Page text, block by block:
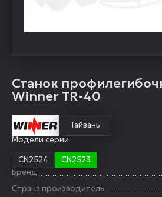
Станок
Winner TR-40
Тайвань
Модели серии
CN2524
CN2523
Бренд
Страна производитель